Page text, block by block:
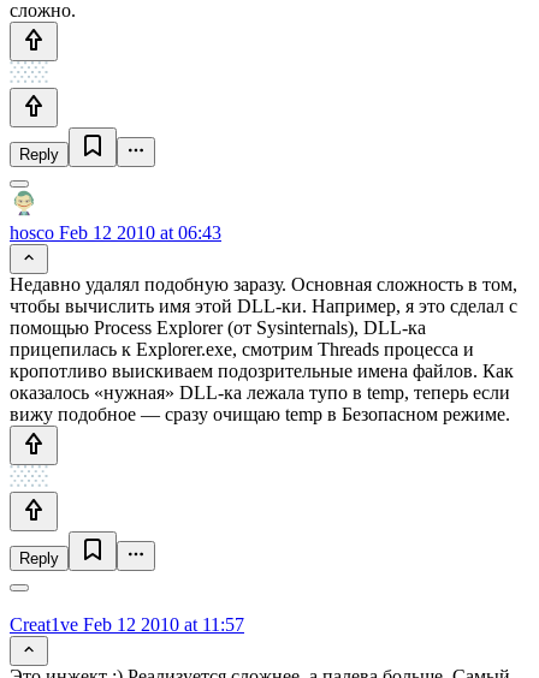
сложно.
Reply
hosco Feb 12 2010 at 06:43
Недавно удалял подобную заразу. Основная сложность в том,
чтобы вычислить имя этой DLL-ки. Например, я это сделал с
помощью Process Explorer (от Sysinternals), DLL-ка
прицепилась к Explorer.exe, смотрим Threads процесса и
кропотливо выискиваем подозрительные имена файлов. Как
оказалось «нужная» DLL-ка лежала тупо в temp, теперь если
вижу подобное — сразу очищаю temp в Безопасном режиме.
Reply
Creat1ve Feb 12 2010 at 11:57